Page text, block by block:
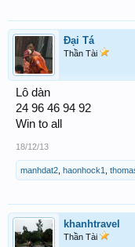
Đại Tá
Thần Tài
Lô dàn
24 96 46 94 92
Win to all
18/12/13
manhdat2 haonhock1
khanhtravel
Thần Tài